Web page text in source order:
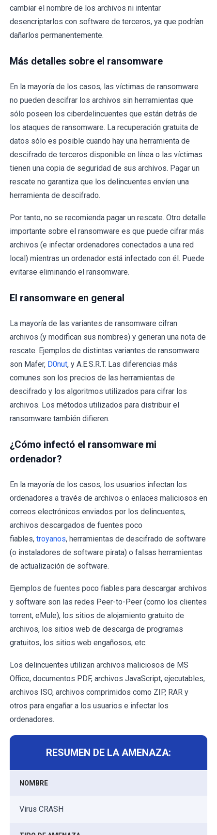
cambiar el nombre de los archivos ni intentar
desencriptarlos con software de terceros, ya que podrían
dañarlos permanentemente.
Más detalles sobre el ransomware
En la mayoría de los casos, las víctimas de ransomware
no pueden descifrar los archivos sin herramientas que
sólo poseen los ciberdelincuentes que están detrás de
los ataques de ransomware. La recuperación gratuita de
datos sólo es posible cuando hay una herramienta de
descifrado de terceros disponible en línea o las víctimas
tienen una copia de seguridad de sus archivos. Pagar un
rescate no garantiza que los delincuentes envíen una
herramienta de descifrado.
Por tanto, no se recomienda pagar un rescate. Otro detalle
importante sobre el ransomware es que puede cifrar más
archivos (e infectar ordenadores conectados a una red
local) mientras un ordenador está infectado con él. Puede
evitarse eliminando el ransomware.
El ransomware en general
La mayoría de las variantes de ransomware cifran
archivos (y modifican sus nombres) y generan una nota de
rescate. Ejemplos de distintas variantes de ransomware
son Mafer, D0nut, y A.E.S.R.T. Las diferencias más
comunes son los precios de las herramientas de
descifrado y los algoritmos utilizados para cifrar los
archivos. Los métodos utilizados para distribuir el
ransomware también difieren.
¿Cómo infectó el ransomware mi
ordenador?
En la mayoría de los casos, los usuarios infectan los
ordenadores a través de archivos o enlaces maliciosos en
correos electrónicos enviados por los delincuentes,
archivos descargados de fuentes poco
fiables, troyanos, herramientas de descifrado de software
(o instaladores de software pirata) o falsas herramientas
de actualización de software.
Ejemplos de fuentes poco fiables para descargar archivos
y software son las redes Peer-to-Peer (como los clientes
torrent, eMule), los sitios de alojamiento gratuito de
archivos, los sitios web de descarga de programas
gratuitos, los sitios web engañosos, etc.
Los delincuentes utilizan archivos maliciosos de MS
Office, documentos PDF, archivos JavaScript, ejecutables,
archivos ISO, archivos comprimidos como ZIP, RAR y
otros para engañar a los usuarios e infectar los
ordenadores.
RESUMEN DE LA AMENAZA:
NOMBRE
Virus CRASH